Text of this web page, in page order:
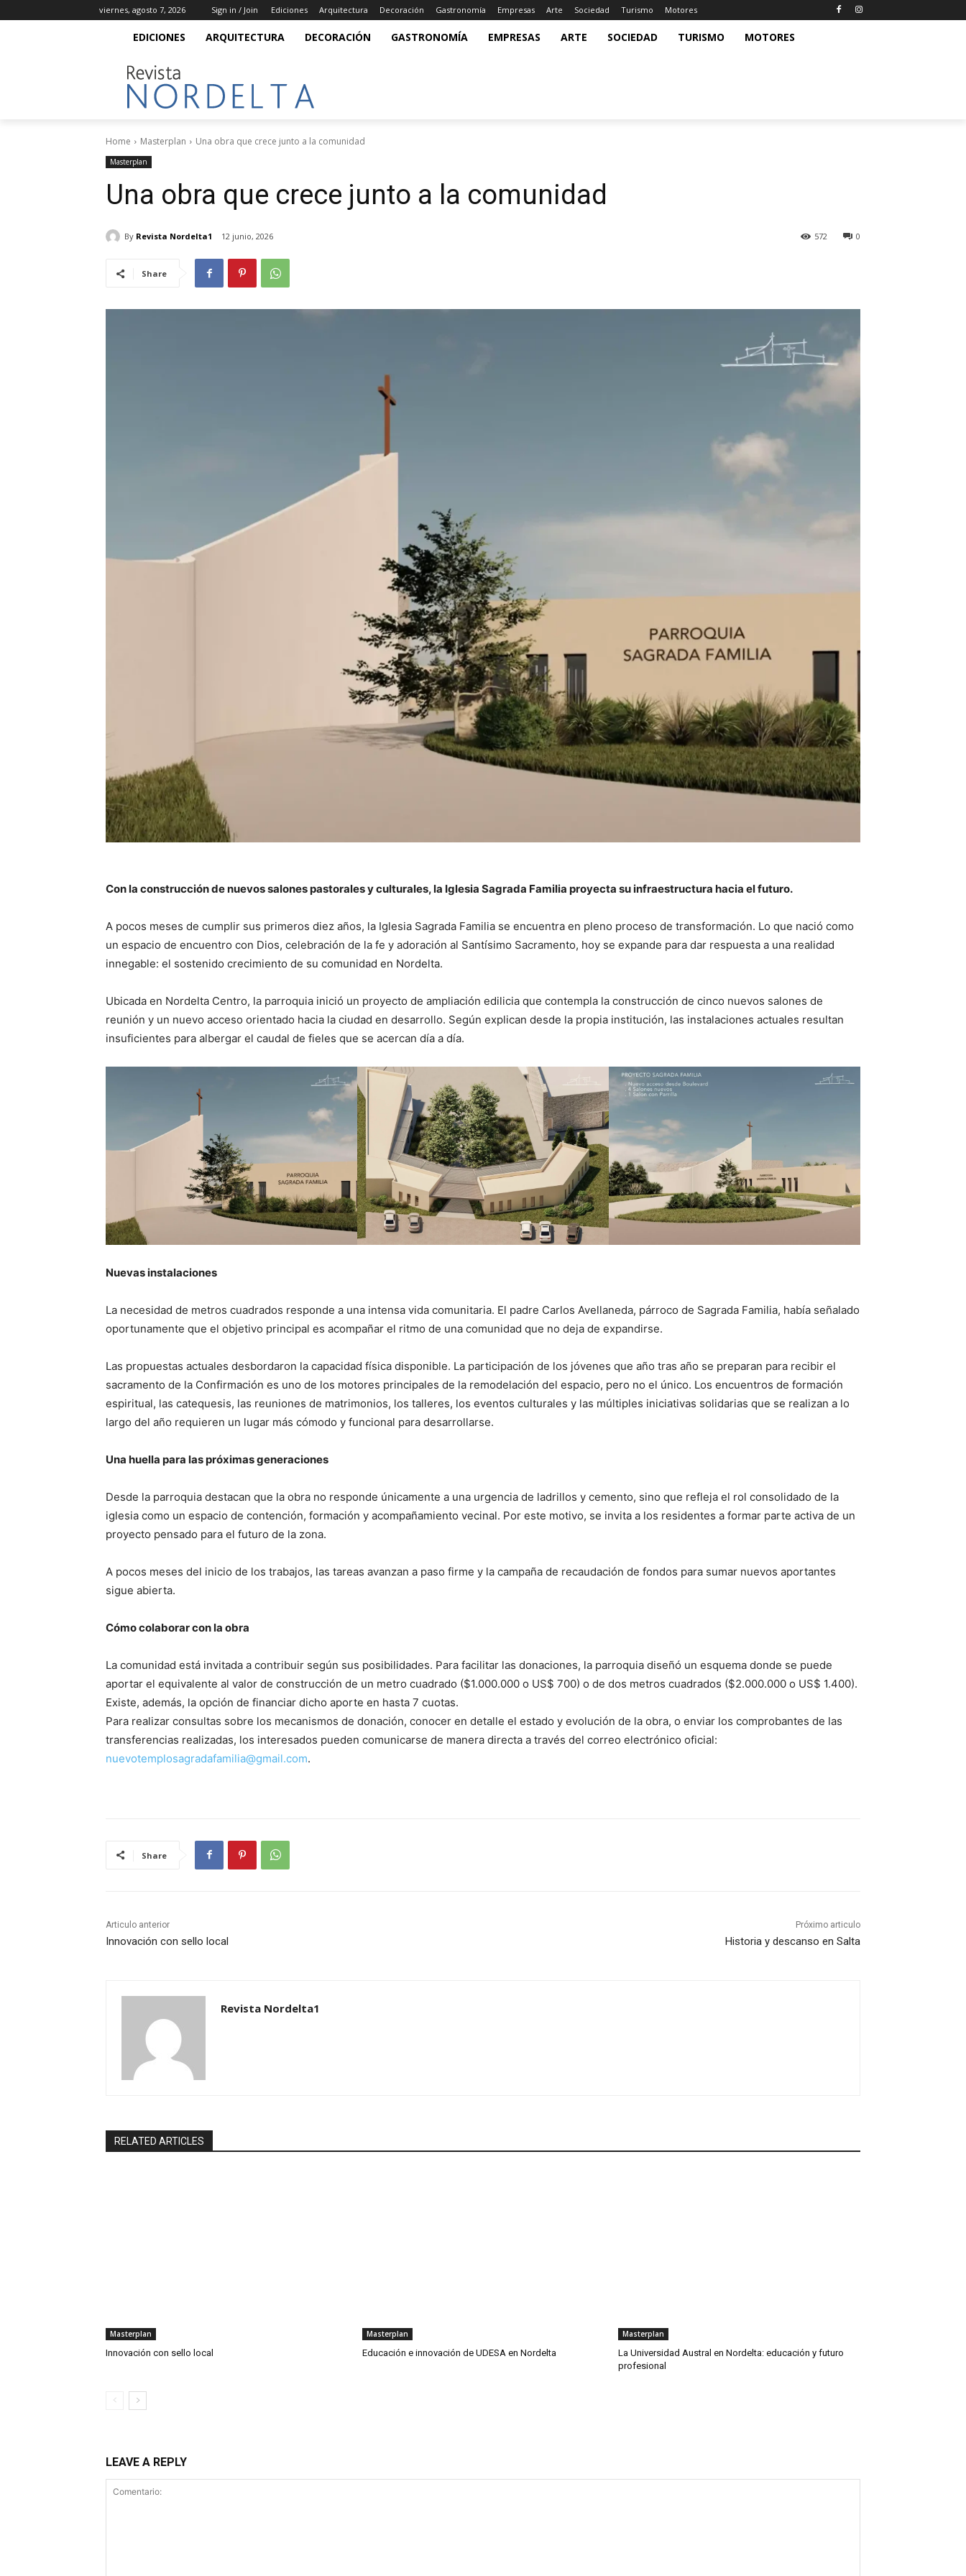
viernes, agosto 7, 2026 Sign in / Join Ediciones Arquitectura Decoración Gastronomía Empresas Arte Sociedad Turismo Motores
EDICIONES ARQUITECTURA DECORACIÓN GASTRONOMÍA EMPRESAS ARTE SOCIEDAD TURISMO MOTORES
Home Masterplan Una obra que crece junto a la comunidad
Masterplan
Una obra que crece junto a la comunidad
By Revista Nordelta1 12 junio, 2026 0
572
Share
Con la construcción de nuevos salones pastorales y culturales, la Iglesia Sagrada Familia proyecta su infraestructura hacia el futuro.
A pocos meses de cumplir sus primeros diez años, la Iglesia Sagrada Familia se encuentra en pleno proceso de transformación. Lo que nació como
un espacio de encuentro con Dios, celebración de la fe y adoración al Santísimo Sacramento, hoy se expande para dar respuesta a una realidad
innegable: el sostenido crecimiento de su comunidad en Nordelta.
Ubicada en Nordelta Centro, la parroquia inició un proyecto de ampliación edilicia que contempla la construcción de cinco nuevos salones de
reunión y un nuevo acceso orientado hacia la ciudad en desarrollo. Según explican desde la propia institución, las instalaciones actuales resultan
insuficientes para albergar el caudal de fieles que se acercan día a día.
Nuevas instalaciones
La necesidad de metros cuadrados responde a una intensa vida comunitaria. El padre Carlos Avellaneda, párroco de Sagrada Familia, había señalado
oportunamente que el objetivo principal es acompañar el ritmo de una comunidad que no deja de expandirse.
Las propuestas actuales desbordaron la capacidad física disponible. La participación de los jóvenes que año tras año se preparan para recibir el
sacramento de la Confirmación es uno de los motores principales de la remodelación del espacio, pero no el único. Los encuentros de formación
espiritual, las catequesis, las reuniones de matrimonios, los talleres, los eventos culturales y las múltiples iniciativas solidarias que se realizan a lo
largo del año requieren un lugar más cómodo y funcional para desarrollarse.
Una huella para las próximas generaciones
Desde la parroquia destacan que la obra no responde únicamente a una urgencia de ladrillos y cemento, sino que refleja el rol consolidado de la
iglesia como un espacio de contención, formación y acompañamiento vecinal. Por este motivo, se invita a los residentes a formar parte activa de un
proyecto pensado para el futuro de la zona.
A pocos meses del inicio de los trabajos, las tareas avanzan a paso firme y la campaña de recaudación de fondos para sumar nuevos aportantes
sigue abierta.
Cómo colaborar con la obra
La comunidad está invitada a contribuir según sus posibilidades. Para facilitar las donaciones, la parroquia diseñó un esquema donde se puede
aportar el equivalente al valor de construcción de un metro cuadrado ($1.000.000 o US$ 700) o de dos metros cuadrados ($2.000.000 o US$ 1.400).
Existe, además, la opción de financiar dicho aporte en hasta 7 cuotas.
Para realizar consultas sobre los mecanismos de donación, conocer en detalle el estado y evolución de la obra, o enviar los comprobantes de las
transferencias realizadas, los interesados pueden comunicarse de manera directa a través del correo electrónico oficial:
nuevotemplosagradafamilia@gmail.com.
Share
Articulo anterior
Innovación con sello local
Próximo articulo
Historia y descanso en Salta
Revista Nordelta1
RELATED ARTICLES
Masterplan
Innovación con sello local
Masterplan
Educación e innovación de UDESA en Nordelta
Masterplan
La Universidad Austral en Nordelta: educación y futuro
profesional
LEAVE A REPLY